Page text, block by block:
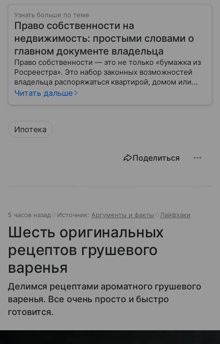
Узнать больше по теме
Право собственности на
недвижимость: простыми словами о
главном документе владельца
Право собственности — это не только «бумажка из
Росреестра». Это набор законных возможностей
владельца распоряжаться квартирой, домом или
участком: жить, сдавать, продавать, дарить,
Читать дальше
Ипотека
Поделиться
5 часов назад Источник: Аргументы и факты Лайфхаки
Шесть оригинальных
рецептов грушевого
варенья
Делимся рецептами ароматного грушевого
варенья. Все очень просто и быстро
готовится.